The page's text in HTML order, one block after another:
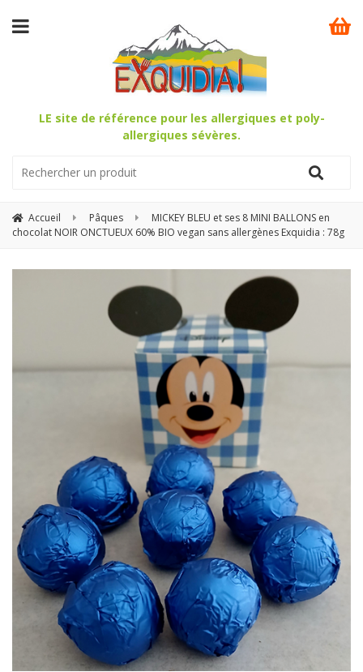
LE site de référence pour les allergiques et poly-
allergiques sévères.
Accueil Pâques
MICKEY BLEU et ses 8 MINI BALLONS en
chocolat NOIR ONCTUEUX 60% BIO vegan sans allergènes Exquidia : 78g